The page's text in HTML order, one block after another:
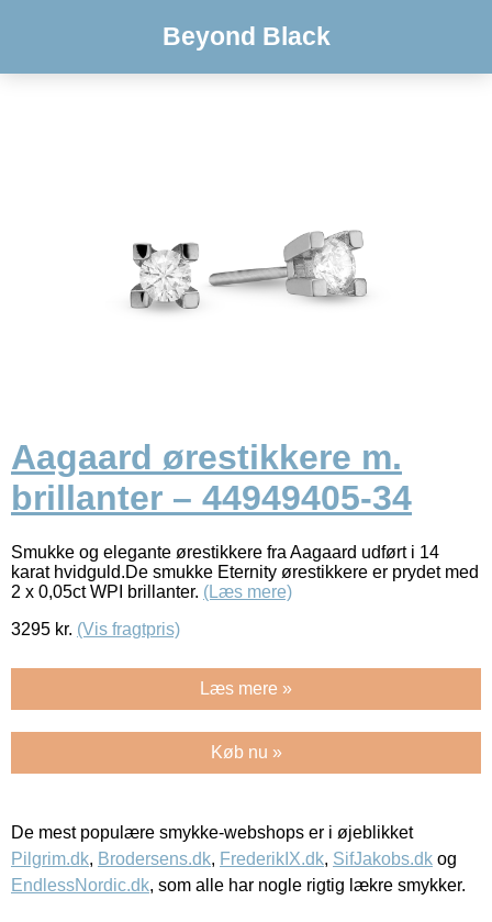
Beyond Black
Aagaard ørestikkere m.
brillanter – 44949405-34
Smukke og elegante ørestikkere fra Aagaard udført i 14
karat hvidguld.De smukke Eternity ørestikkere er prydet med
2 x 0,05ct WPI brillanter. (Læs mere)
3295 kr. (Vis fragtpris)
Læs mere »
Køb nu »
De mest populære smykke-webshops er i øjeblikket
Pilgrim.dk, Brodersens.dk, FrederikIX.dk, SifJakobs.dk og
EndlessNordic.dk, som alle har nogle rigtig lækre smykker.